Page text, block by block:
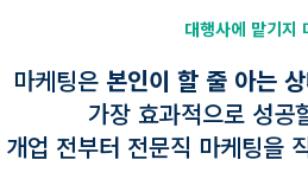
대행사에 맡기지
마케팅은 본인이 할 줄 아는
가장 효과적으로 성공
개업 전부터 전문직 마케팅을